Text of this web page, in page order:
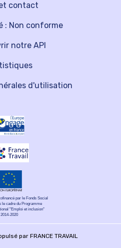
notre API
contact
: Non conforme
d'utilisation
par le Fonds Social
le cadre du Programme
"Emploi et inclusion"
2014-2020
par FRANCE TRAVAIL